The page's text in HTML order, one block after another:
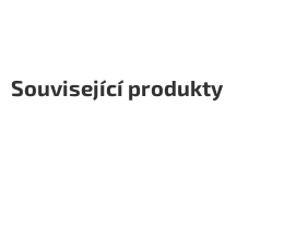
Související produkty